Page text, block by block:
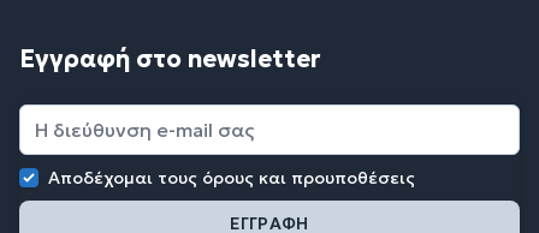
Εγγραφή στο newsletter
Αποδέχομαι τους όρους και προυποθέσεις